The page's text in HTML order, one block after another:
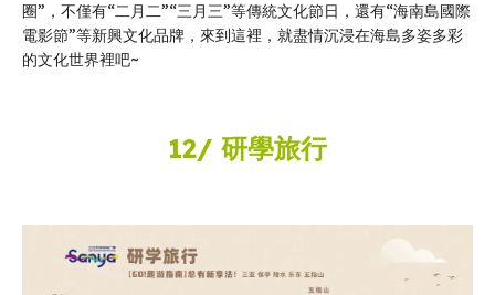
圈”，不僅有“二月二”“三月三”等傳統文化節日，還有“海南島國際
電影節”等新興文化品牌，來到這裡，就盡情沉浸在海島多姿多彩
的文化世界裡吧~
12/ 研學旅行